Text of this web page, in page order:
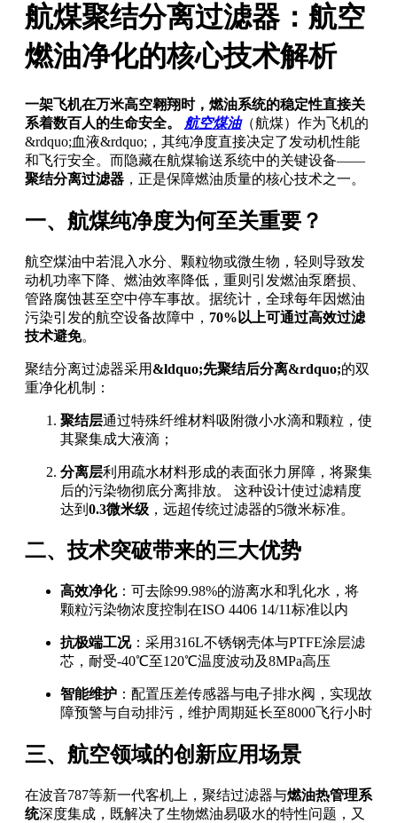
航煤聚结分离过滤器：航空
燃油净化的核心技术解析
一架飞机在万米高空翱翔时，燃油系统的稳定性直接关
系着数百人的生命安全。
航空煤油（航煤）作为飞机的
&rdquo;血液&rdquo;，其纯净度直接决定了发动机性能
和飞行安全。而隐藏在航煤输送系统中的关键设备——
聚结分离过滤器 ，正是保障燃油质量的核心技术之一。
一、航煤纯净度为何至关重要？
航空煤油中若混入水分、颗粒物或微生物，轻则导致发
动机功率下降、燃油效率降低，重则引发燃油泵磨损、
管路腐蚀甚至空中停车事故。据统计，全球每年因燃油
污染引发的航空设备故障中， 70%以上可通过高效过滤
技术避免。
聚结分离过滤器采用 &ldquo;先聚结后分离&rdquo;的双
重净化机制：
聚结层通过特殊纤维材料吸附微小水滴和颗粒，使
其聚集成大液滴；
分离层利用疏水材料形成的表面张力屏障，将聚集
后的污染物彻底分离排放。 这种设计使过滤精度
达到 0.3微米级 ，远超传统过滤器的5微米标准。
二、技术突破带来的三大优势
高效净化：可去除99.98%的游离水和乳化水，将
颗粒污染物浓度控制在ISO 4406 14/11标准以内
抗极端工况：采用316L不锈钢壳体与PTFE涂层滤
芯，耐受-40℃至120℃温度波动及8MPa高压
智能维护 ：配置压差传感器与电子排水阀，实现故
障预警与自动排污，维护周期延长至8000飞行小时
三、航空领域的创新应用场景
在波音787等新一代客机上，聚结过滤器与燃油热管理系
统深度集成，既解决了生物燃油易吸水的特性问题，又